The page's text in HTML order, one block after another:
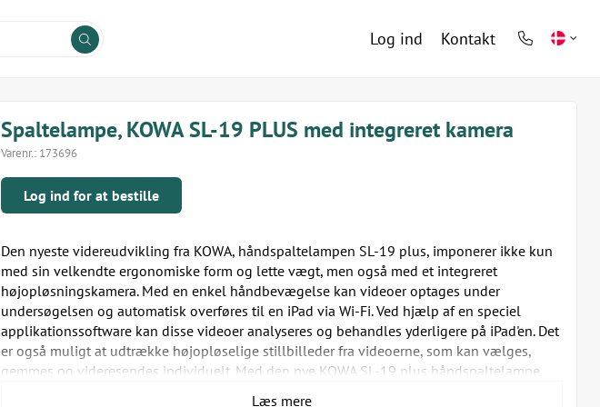
Log ind Kontakt
phone
Spaltelampe, KOWA SL-19 PLUS med integreret kamera
Varenr.: 173696
Log ind for at bestille
Den nyeste videreudvikling fra KOWA, håndspaltelampen SL-19 plus, imponerer ikke kun
med sin velkendte ergonomiske form og lette vægt, men også med et integreret
højopløsningskamera. Med en enkel håndbevægelse kan videoer optages under
undersøgelsen og automatisk overføres til en iPad via Wi-Fi. Ved hjælp af en speciel
applikationssoftware kan disse videoer analyseres og behandles yderligere på iPad'en. Det
er også muligt at udtrække højopløselige stillbilleder fra videoerne, som kan vælges,
gemmes og videresendes individuelt. Med den nye KOWA SL-19 plus håndspaltelampe
Læs mere